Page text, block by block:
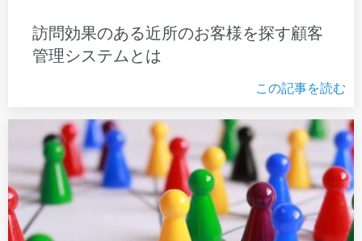
訪問効果のある近所のお客様を探す顧客
管理システムとは
この記事を読む